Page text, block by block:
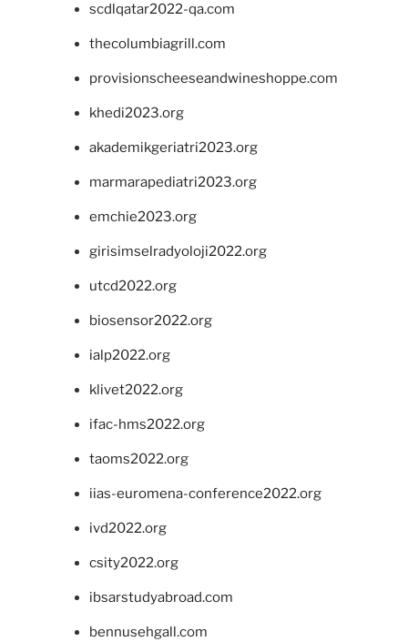
scdlqatar2022-qa.com
thecolumbiagrill.com
provisionscheeseandwineshoppe.com
khedi2023.org
akademikgeriatri2023.org
marmarapediatri2023.org
emchie2023.org
girisimselradyoloji2022.org
utcd2022.org
biosensor2022.org
ialp2022.org
klivet2022.org
ifac-hms2022.org
taoms2022.org
iias-euromena-conference2022.org
ivd2022.org
csity2022.org
ibsarstudyabroad.com
bennusehgall.com